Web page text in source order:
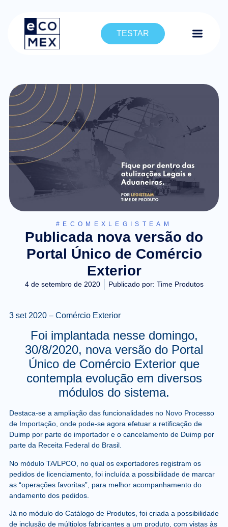
TESTAR
#ECOMEXLEGISTEAM
Publicada nova versão do
Portal Único de Comércio
Exterior
4 de setembro de 2020 Publicado por: Time Produtos
3 set 2020 – Comércio Exterior
Foi implantada nesse domingo,
30/8/2020, nova versão do Portal
Único de Comércio Exterior que
contempla evolução em diversos
módulos do sistema.
Destaca-se a ampliação das funcionalidades no Novo Processo
de Importação, onde pode-se agora efetuar a retificação de
Duimp por parte do importador e o cancelamento de Duimp por
parte da Receita Federal do Brasil.
No módulo TA/LPCO, no qual os exportadores registram os
pedidos de licenciamento, foi incluída a possibilidade de marcar
as “operações favoritas”, para melhor acompanhamento do
andamento dos pedidos.
Já no módulo do Catálogo de Produtos, foi criada a possibilidade
de inclusão de múltiplos fabricantes a um produto, com vistas às